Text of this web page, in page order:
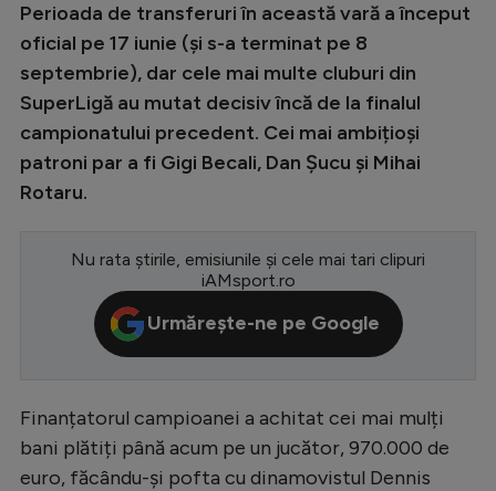
Conference League
CM 2026
Premier League
LaLiga
Serie A
Ligue 1
Starurile fotbalului
Stranieri
Clasamente
Perioada de transferuri în această vară a început
oficial pe 17 iunie (și s-a terminat pe 8
septembrie), dar cele mai multe cluburi din
SuperLigă au mutat decisiv încă de la finalul
campionatului precedent. Cei mai ambițioși
patroni par a fi Gigi Becali, Dan Șucu și Mihai
Rotaru.
Nu rata știrile, emisiunile și cele mai tari clipuri
iAMsport.ro
Urmărește-ne pe Google
Finanțatorul campioanei a achitat cei mai mulți
bani plătiți până acum pe un jucător, 970.000 de
euro, făcându-și pofta cu dinamovistul Dennis